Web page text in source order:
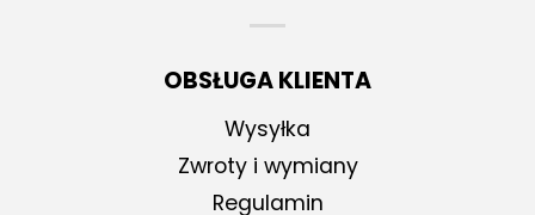
OBSŁUGA KLIENTA
Wysyłka
Zwroty i wymiany
Regulamin